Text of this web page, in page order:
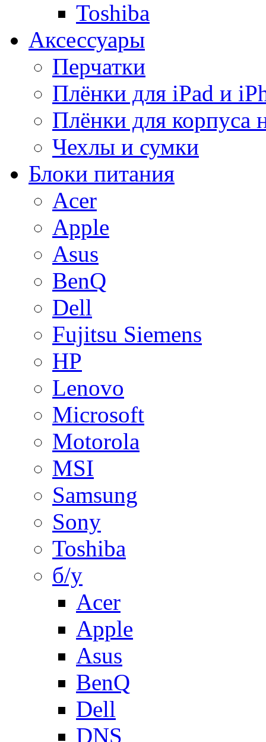
Toshiba
Аксессуары
Перчатки
Плёнки для iPad и
Плёнки для корпуса
Чехлы и сумки
Блоки питания
Acer
Apple
Asus
BenQ
Dell
Fujitsu Siemens
HP
Lenovo
Microsoft
Motorola
MSI
Samsung
Sony
Toshiba
б/у
Acer
Apple
Asus
BenQ
Dell
DNS